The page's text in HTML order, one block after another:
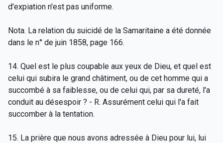
d'expiation n'est pas uniforme.
Nota. La relation du suicidé de la Samaritaine a été donnée
dans le n° de juin 1858, page 166.
14. Quel est le plus coupable aux yeux de Dieu, et quel est
celui qui subira le grand châtiment, ou de cet homme qui a
succombé à sa faiblesse, ou de celui qui, par sa dureté, l'a
conduit au désespoir ? - R. Assurément celui qui l'a fait
succomber à la tentation.
15. La prière que nous avons adressée à Dieu pour lui, lui